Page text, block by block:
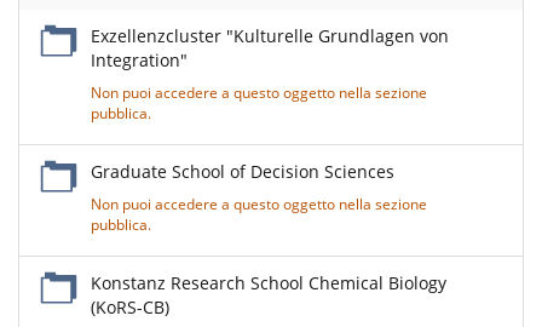
Exzellenzcluster "Kulturelle Grundlagen von
Integration"
Non puoi accedere a questo oggetto nella sezione
pubblica.
Graduate School of Decision Sciences
Non puoi accedere a questo oggetto nella sezione
pubblica.
Konstanz Research School Chemical Biology
(KoRS-CB)